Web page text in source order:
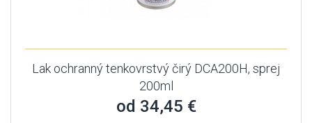
Lak ochranný tenkovrstvý čirý DCA200H, sprej
200ml
od 34,45 €